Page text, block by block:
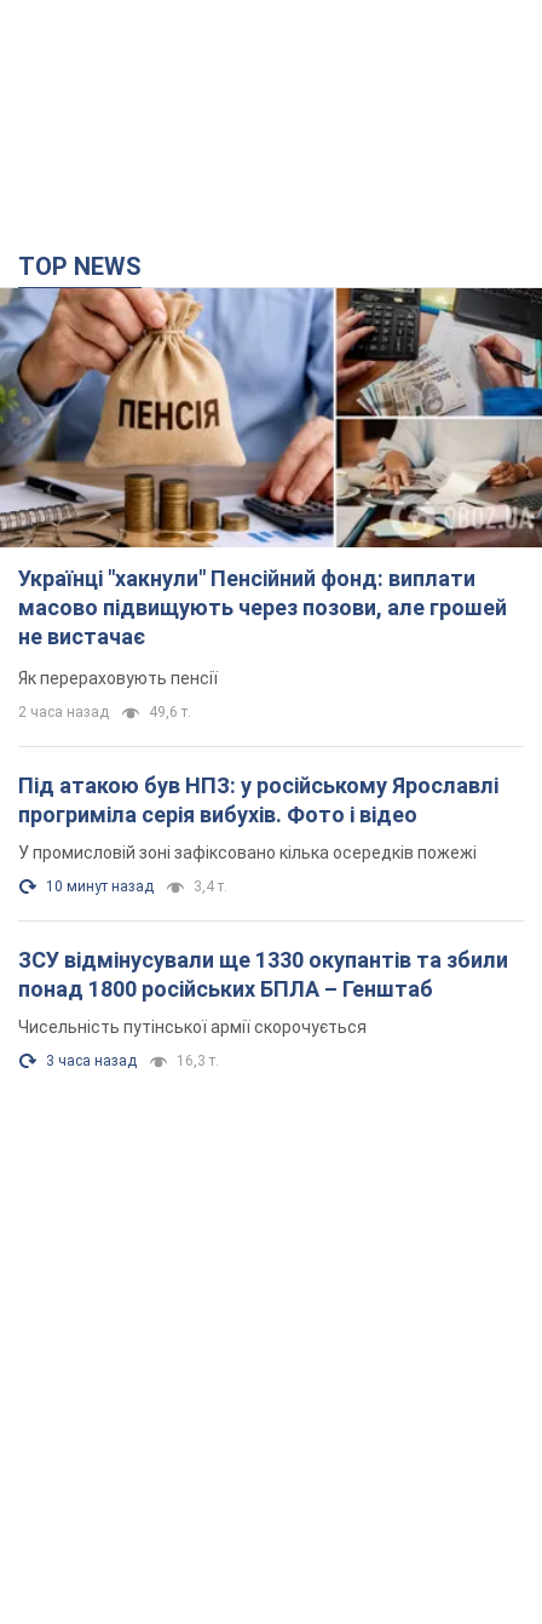
TOP NEWS
Українці "хакнули" Пенсійний фонд: виплати
масово підвищують через позови, але грошей
не вистачає
Як перераховують пенсії
2 часа назад 49,6 т.
Під атакою був НПЗ: у російському Ярославлі
прогриміла серія вибухів. Фото і відео
У промисловій зоні зафіксовано кілька осередків пожежі
10 минут назад 3,4 т.
ЗСУ відмінусували ще 1330 окупантів та збили
понад 1800 російських БПЛА – Генштаб
Чисельність путінської армії скорочується
3 часа назад 16,3 т.